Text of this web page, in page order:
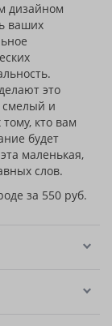
дизайном
ваших
это
смелый и
кто вам
будет
маленькая,
слов.
за 550 руб.